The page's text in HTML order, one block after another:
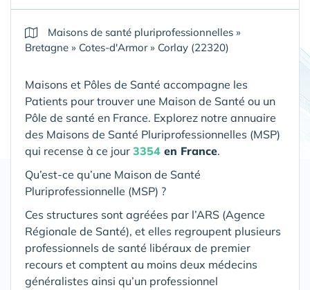
Maisons de santé pluriprofessionnelles »
Bretagne » Cotes-d'Armor» Corlay (22320)
Maisons et Pôles de Santé accompagne les
Patients pour trouver une Maison de Santé ou un
Pôle de santé en France. Explorez notre annuaire
des Maisons de Santé Pluriprofessionnelles (MSP)
qui recense à ce jour 3354 en France.
Qu’est-ce qu’une Maison de Santé
Pluriprofessionnelle (MSP) ?
Ces structures sont agréées par l’ARS (Agence
Régionale de Santé), et elles regroupent plusieurs
professionnels de santé libéraux de premier
recours et comptent au moins deux médecins
généralistes ainsi qu’un professionnel